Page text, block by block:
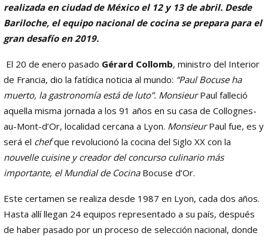
realizada en ciudad de México el 12 y 13 de abril. Desde
Bariloche, el equipo nacional de cocina se prepara para el
gran desafío en 2019.
El 20 de enero pasado Gérard Collomb, ministro del Interior
de Francia, dio la fatídica noticia al mundo: “Paul Bocuse ha
muerto, la gastronomía está de luto”. MonsieurPaul falleció
aquella misma jornada a los 91 años en su casa de Collognes-
au-Mont-d’Or, localidad cercana a Lyon. MonsieurPaul fue, es y
será el chefque revolucionó la cocina del Siglo XX con la
nouvelle cuisine y creador del concurso culinario más
importante, el Mundial de Cocina Bocuse d’Or.
Este certamen se realiza desde 1987 en Lyon, cada dos años.
Hasta allí llegan 24 equipos representado a su país, después
de haber pasado por un proceso de selección nacional, donde